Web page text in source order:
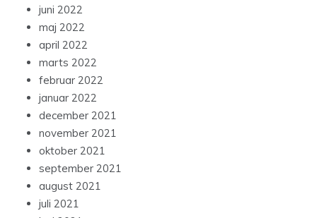
juni 2022
maj 2022
april 2022
marts 2022
februar 2022
januar 2022
december 2021
november 2021
oktober 2021
september 2021
august 2021
juli 2021